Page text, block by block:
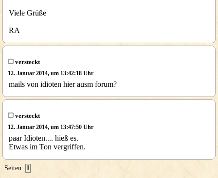
Viele Grüße
RA
versteckt
12. Januar 2014, um 13:42:18 Uhr
mails von idioten hier ausm forum?
versteckt
12. Januar 2014, um 13:47:50 Uhr
paar Idioten.... hieß es.
Etwas im Ton vergriffen.
Seiten: 1